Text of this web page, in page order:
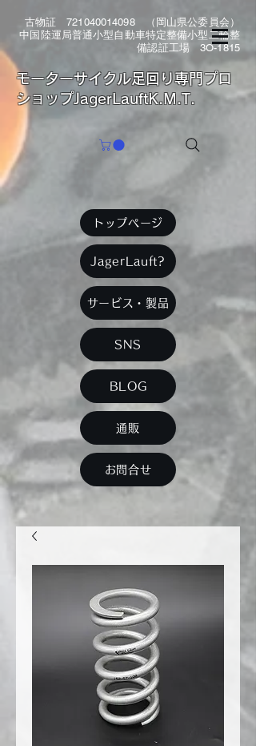
古物証 721040014098（岡山県公委員会）
中国陸運局普通小型自動車特定整備小型二輪整
備認証工場 3O-1815
​モーターサイクル足回り専門プロ
ショップJagerLauftK.M.T.
トップページ
JagerLauft?
サービス・製品
SNS
BLOG
通販
お問合せ